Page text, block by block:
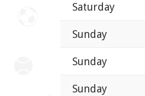
Saturday
Sunday
Sunday
Sunday